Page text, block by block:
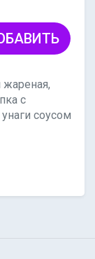
жареная,
с
соусом